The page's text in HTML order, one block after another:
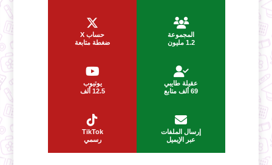
المجموعة
1.2 مليون
حساب X
ضغطة متابعة
عقيلة طايبي
69 ألف متابع
يوتيوب
12.5 ألف
إرسال الملفات
عبر الإيميل
TikTok
رسمي